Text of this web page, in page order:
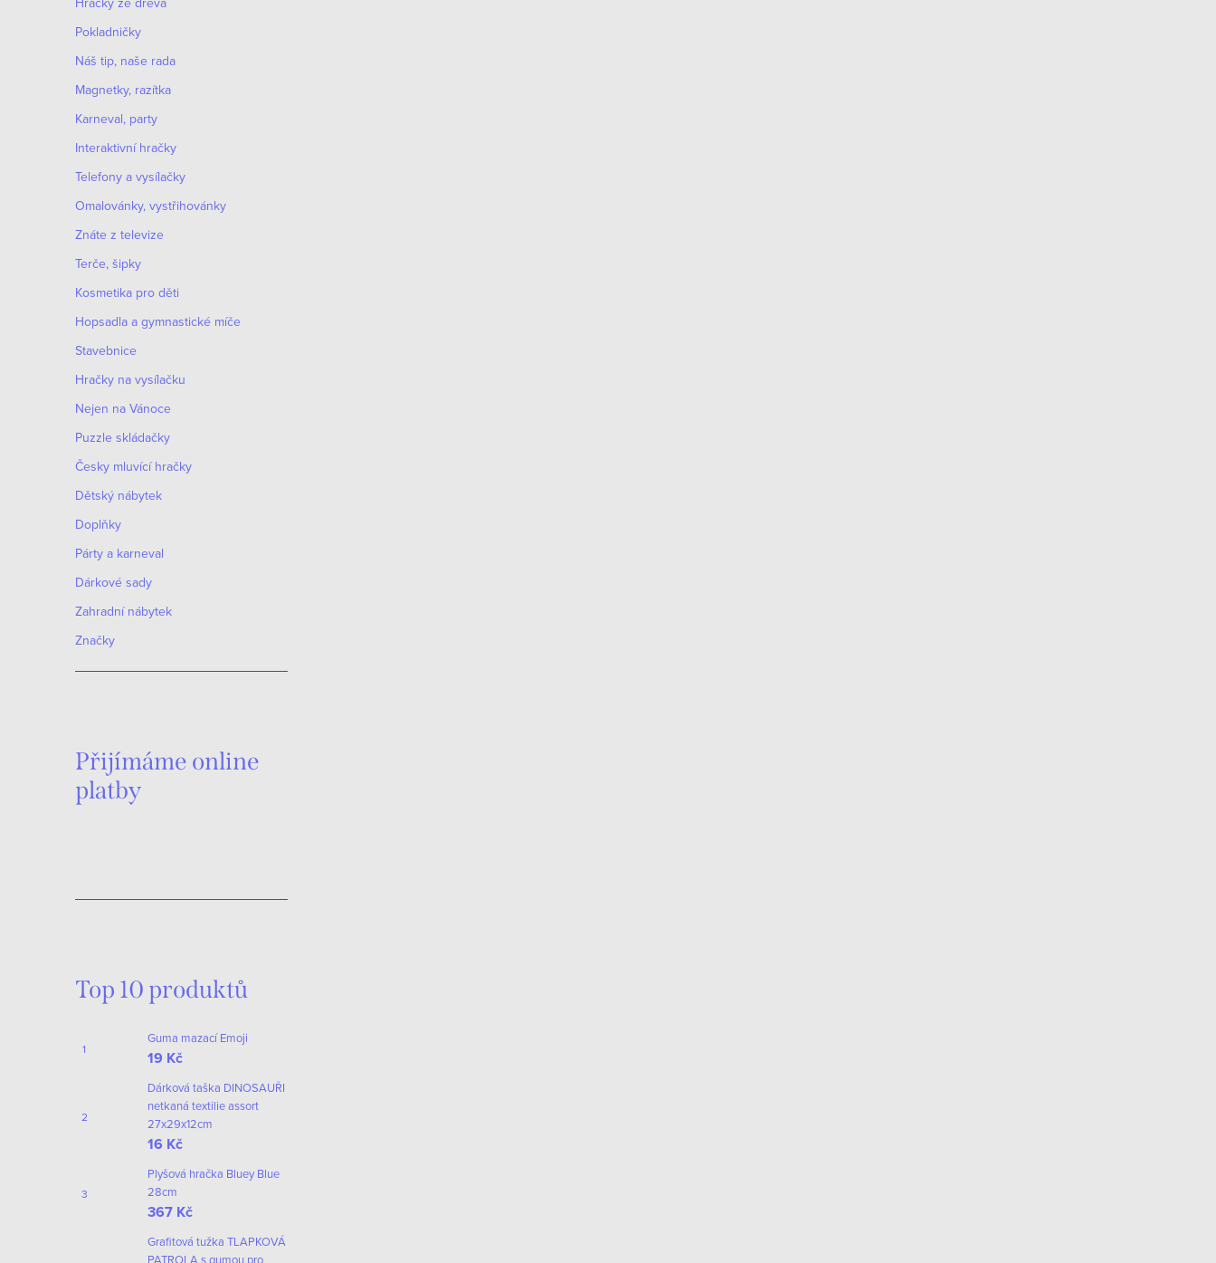
Pokladničky
Náš tip, naše rada
Magnetky, razítka
Karneval, party
Interaktivní hračky
Telefony a vysílačky
Omalovánky, vystřihovánky
Znáte z televize
Terče, šipky
Kosmetika pro děti
Hopsadla a gymnastické míče
Stavebnice
Hračky na vysílačku
Nejen na Vánoce
Puzzle skládačky
Česky mluvící hračky
Dětský nábytek
Doplňky
Párty a karneval
Dárkové sady
Zahradní nábytek
Značky
Přijímáme online
platby
Top 10 produktů
Guma mazací Emoji
19 Kč
Dárková taška DINOSAUŘI
netkaná textilie assort
27x29x12cm
16 Kč
Plyšová hračka Bluey Blue
28cm
367 Kč
Grafitová tužka TLAPKOVÁ
PATROLA s gumou pro